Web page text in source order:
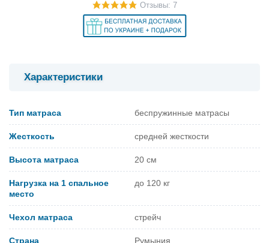
Отзывы: 7
Характеристики
Тип матраса беспружинные матрасы
Жесткость средней жесткости
Высота матраса 20 см
Нагрузка на 1 спальное
место
до 120 кг
Чехол матраса стрейч
Страна Румыния